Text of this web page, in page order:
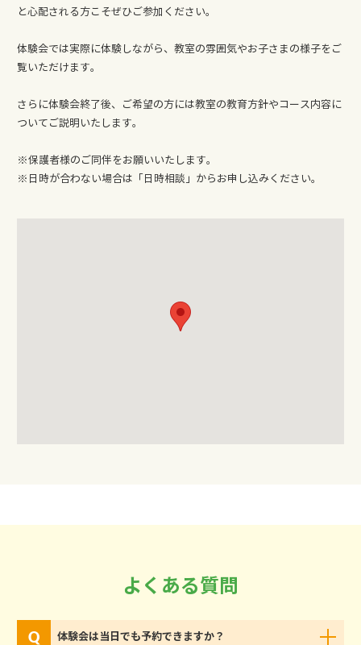
と心配される方こそぜひご参加ください。
体験会では実際に体験しながら、教室の雰囲気やお子さまの様子をご
覧いただけます。
さらに体験会終了後、ご希望の方には教室の教育方針やコース内容に
ついてご説明いたします。
※保護者様のご同伴をお願いいたします。
※日時が合わない場合は「日時相談」からお申し込みください。
よくある質問
体験会は当日でも予約できますか？